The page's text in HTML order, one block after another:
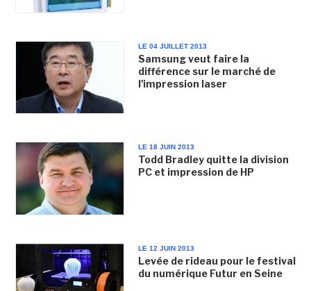
LE 04 JUILLET 2013
Samsung veut faire la
différence sur le marché de
l'impression laser
LE 18 JUIN 2013
Todd Bradley quitte la division
PC et impression de HP
LE 12 JUIN 2013
Levée de rideau pour le festival
du numérique Futur en Seine